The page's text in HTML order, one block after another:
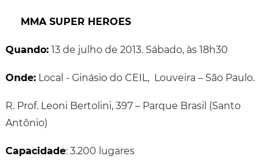
MMA SUPER HEROES
Quando:13 de julho de 2013. Sábado, às 18h30
Onde:Local - Ginásio do CEIL, Louveira – São Paulo.
R. Prof. Leoni Bertolini, 397 – Parque Brasil (Santo
Antônio)
Capacidade: 3.200 lugares